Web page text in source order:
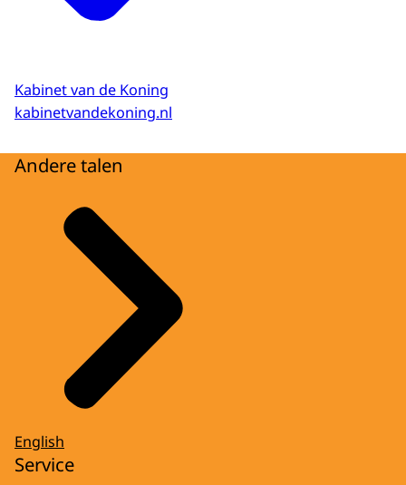
Kabinet van de Koning
kabinetvandekoning.nl
Andere talen
English
Service